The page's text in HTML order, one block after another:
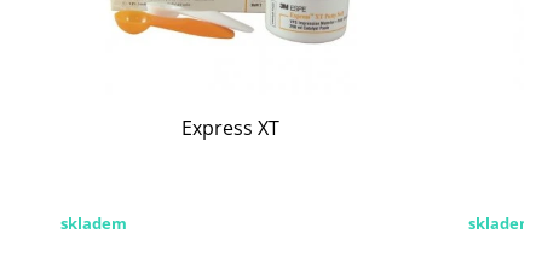
Express XT
skladem skladem